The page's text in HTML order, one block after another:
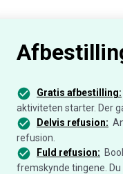
Gratis afbestilling:
aktiviteten starter. Der
Delvis refusion:
refusion.
Fuld refusion:
fremskynde tingene.